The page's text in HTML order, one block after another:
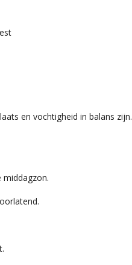
en vochtigheid in balans zijn.
middagzon.